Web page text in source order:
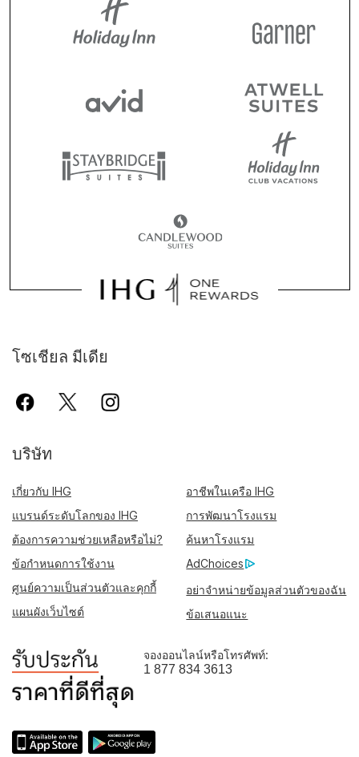
โซเชียล มีเดีย
บริษัท
เกี่ยวกับ IHG
อาชีพในเครือ IHG
แบรนด์ระดับโลกของ IHG
การพัฒนาโรงแรม
ต้องการความช่วยเหลือหรือไม่?
ค้นหาโรงแรม
ข้อกำหนดการใช้งาน
AdChoices
ศูนย์ความเป็นส่วนตัวและคุกกี้
อย่าจำหน่ายข้อมูลส่วนตัวของฉัน
แผนผังเว็บไซต์
ข้อเสนอแนะ
จองออนไลน์หรือโทรศัพท์:
1 877 834 3613